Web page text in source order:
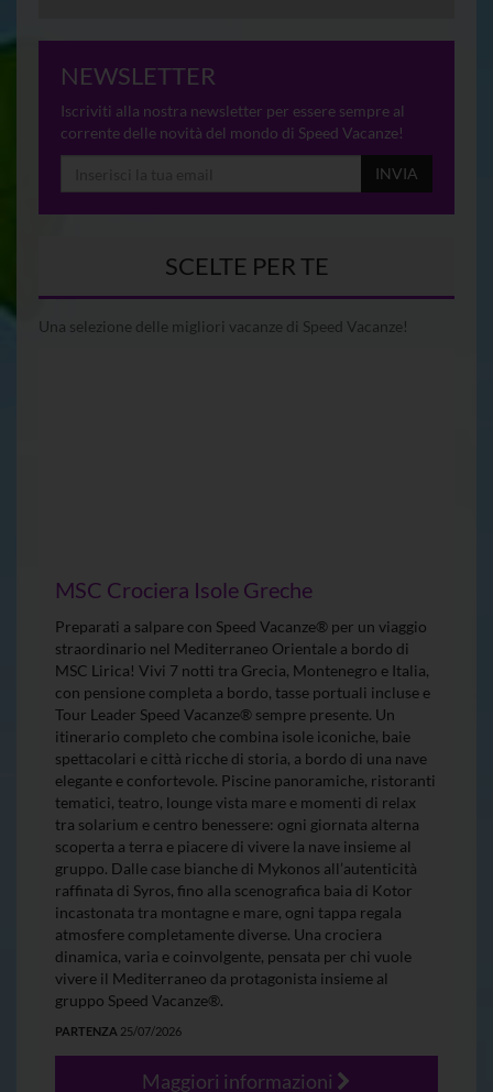
NEWSLETTER
Iscriviti alla nostra newsletter per essere sempre al
corrente delle novità del mondo di Speed Vacanze!
INVIA
SCELTE PER TE
Una selezione delle migliori vacanze di Speed Vacanze!
MSC Crociera Isole Greche
Preparati a salpare con Speed Vacanze® per un viaggio
straordinario nel Mediterraneo Orientale a bordo di
MSC Lirica! Vivi 7 notti tra Grecia, Montenegro e Italia,
con pensione completa a bordo, tasse portuali incluse e
Tour Leader Speed Vacanze® sempre presente. Un
itinerario completo che combina isole iconiche, baie
spettacolari e città ricche di storia, a bordo di una nave
elegante e confortevole. Piscine panoramiche, ristoranti
tematici, teatro, lounge vista mare e momenti di relax
tra solarium e centro benessere: ogni giornata alterna
scoperta a terra e piacere di vivere la nave insieme al
gruppo. Dalle case bianche di Mykonos all’autenticità
raffinata di Syros, fino alla scenografica baia di Kotor
incastonata tra montagne e mare, ogni tappa regala
atmosfere completamente diverse. Una crociera
dinamica, varia e coinvolgente, pensata per chi vuole
vivere il Mediterraneo da protagonista insieme al
gruppo Speed Vacanze®.
PARTENZA 25/07/2026
Maggiori informazioni